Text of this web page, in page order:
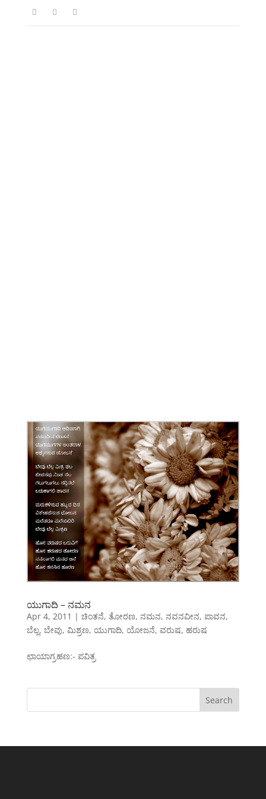
ಯುಗಾದಿ – ನಮನ
Apr 4, 2011 | ಚಿಂತನೆ, ತೋರಣ, ನಮನ, ನವನವೀನ, ಪಾವನ,
ಬೆಲ್ಲ, ಬೇವು, ಮಿಶ್ರಣ, ಯುಗಾದಿ, ಯೋಜನೆ, ವರುಷ, ಹರುಷ
ಛಾಯಾಗ್ರಹಣ:- ಪವಿತ್ರ